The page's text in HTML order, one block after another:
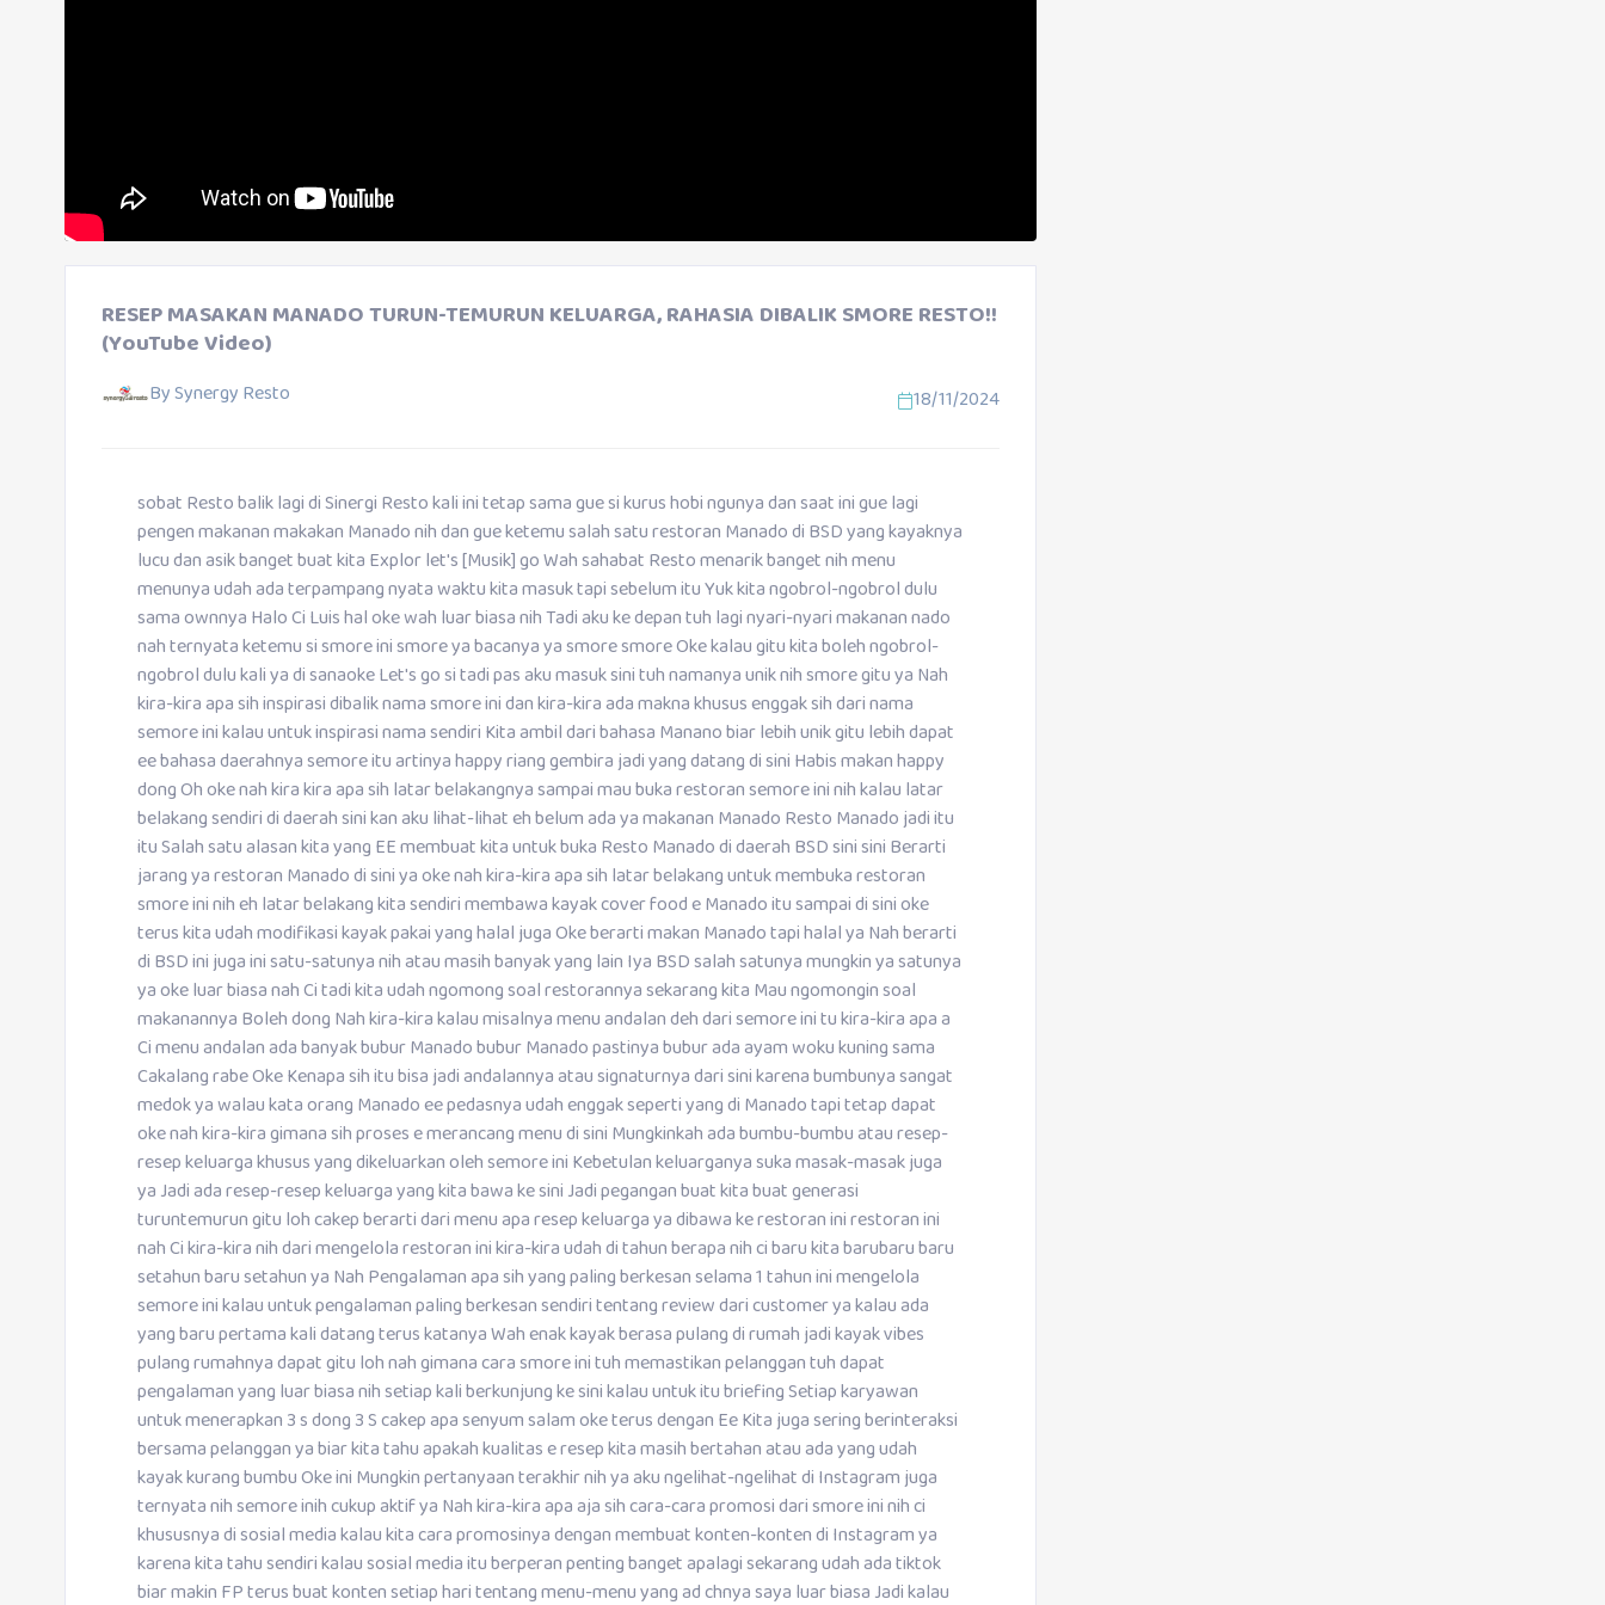
RESEP MASAKAN MANADO TURUN-TEMURUN KELUARGA, RAHASIA DIBALIK SMORE RESTO!!
(YouTube Video)
BySynergy Resto 18/11/2024
sobat Resto balik lagi di Sinergi Resto kali ini tetap sama gue si kurus hobi ngunya dan saat ini gue lagi
pengen makanan makakan Manado nih dan gue ketemu salah satu restoran Manado di BSD yang kayaknya
lucu dan asik banget buat kita Explor let's [Musik] go Wah sahabat Resto menarik banget nih menu
menunya udah ada terpampang nyata waktu kita masuk tapi sebelum itu Yuk kita ngobrol-ngobrol dulu
sama ownnya Halo Ci Luis hal oke wah luar biasa nih Tadi aku ke depan tuh lagi nyari-nyari makanan nado
nah ternyata ketemu si smore ini smore ya bacanya ya smore smore Oke kalau gitu kita boleh ngobrol-
ngobrol dulu kali ya di sanaoke Let's go si tadi pas aku masuk sini tuh namanya unik nih smore gitu ya Nah
kira-kira apa sih inspirasi dibalik nama smore ini dan kira-kira ada makna khusus enggak sih dari nama
semore ini kalau untuk inspirasi nama sendiri Kita ambil dari bahasa Manano biar lebih unik gitu lebih dapat
ee bahasa daerahnya semore itu artinya happy riang gembira jadi yang datang di sini Habis makan happy
dong Oh oke nah kira kira apa sih latar belakangnya sampai mau buka restoran semore ini nih kalau latar
belakang sendiri di daerah sini kan aku lihat-lihat eh belum ada ya makanan Manado Resto Manado jadi itu
itu Salah satu alasan kita yang EE membuat kita untuk buka Resto Manado di daerah BSD sini sini Berarti
jarang ya restoran Manado di sini ya oke nah kira-kira apa sih latar belakang untuk membuka restoran
smore ini nih eh latar belakang kita sendiri membawa kayak cover food e Manado itu sampai di sini oke
terus kita udah modifikasi kayak pakai yang halal juga Oke berarti makan Manado tapi halal ya Nah berarti
di BSD ini juga ini satu-satunya nih atau masih banyak yang lain Iya BSD salah satunya mungkin ya satunya
ya oke luar biasa nah Ci tadi kita udah ngomong soal restorannya sekarang kita Mau ngomongin soal
makanannya Boleh dong Nah kira-kira kalau misalnya menu andalan deh dari semore ini tu kira-kira apa a
Ci menu andalan ada banyak bubur Manado bubur Manado pastinya bubur ada ayam woku kuning sama
Cakalang rabe Oke Kenapa sih itu bisa jadi andalannya atau signaturnya dari sini karena bumbunya sangat
medok ya walau kata orang Manado ee pedasnya udah enggak seperti yang di Manado tapi tetap dapat
oke nah kira-kira gimana sih proses e merancang menu di sini Mungkinkah ada bumbu-bumbu atau resep-
resep keluarga khusus yang dikeluarkan oleh semore ini Kebetulan keluarganya suka masak-masak juga
ya Jadi ada resep-resep keluarga yang kita bawa ke sini Jadi pegangan buat kita buat generasi
turuntemurun gitu loh cakep berarti dari menu apa resep keluarga ya dibawa ke restoran ini restoran ini
nah Ci kira-kira nih dari mengelola restoran ini kira-kira udah di tahun berapa nih ci baru kita barubaru baru
setahun baru setahun ya Nah Pengalaman apa sih yang paling berkesan selama 1 tahun ini mengelola
semore ini kalau untuk pengalaman paling berkesan sendiri tentang review dari customer ya kalau ada
yang baru pertama kali datang terus katanya Wah enak kayak berasa pulang di rumah jadi kayak vibes
pulang rumahnya dapat gitu loh nah gimana cara smore ini tuh memastikan pelanggan tuh dapat
pengalaman yang luar biasa nih setiap kali berkunjung ke sini kalau untuk itu briefing Setiap karyawan
untuk menerapkan 3 s dong 3 S cakep apa senyum salam oke terus dengan Ee Kita juga sering berinteraksi
bersama pelanggan ya biar kita tahu apakah kualitas e resep kita masih bertahan atau ada yang udah
kayak kurang bumbu Oke ini Mungkin pertanyaan terakhir nih ya aku ngelihat-ngelihat di Instagram juga
ternyata nih semore inih cukup aktif ya Nah kira-kira apa aja sih cara-cara promosi dari smore ini nih ci
khususnya di sosial media kalau kita cara promosinya dengan membuat konten-konten di Instagram ya
karena kita tahu sendiri kalau sosial media itu berperan penting banget apalagi sekarang udah ada tiktok
biar makin FP terus buat konten setiap hari tentang menu-menu yang ad chnya saya luar biasa Jadi kalau